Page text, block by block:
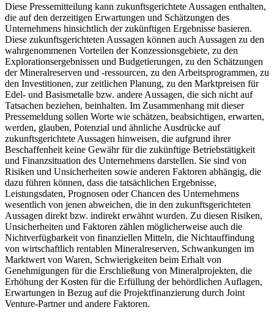
Diese Pressemitteilung kann zukunftsgerichtete Aussagen enthalten,
die auf den derzeitigen Erwartungen und Schätzungen des
Unternehmens hinsichtlich der zukünftigen Ergebnisse basieren.
Diese zukunftsgerichteten Aussagen können auch Aussagen zu den
wahrgenommenen Vorteilen der Konzessionsgebiete, zu den
Explorationsergebnissen und Budgetierungen, zu den Schätzungen
der Mineralreserven und -ressourcen, zu den Arbeitsprogrammen, zu
den Investitionen, zur zeitlichen Planung, zu den Marktpreisen für
Edel- und Basismetalle bzw. andere Aussagen, die sich nicht auf
Tatsachen beziehen, beinhalten. Im Zusammenhang mit dieser
Pressemeldung sollen Worte wie schätzen, beabsichtigen, erwarten,
werden, glauben, Potenzial und ähnliche Ausdrücke auf
zukunftsgerichtete Aussagen hinweisen, die aufgrund ihrer
Beschaffenheit keine Gewähr für die zukünftige Betriebstätigkeit
und Finanzsituation des Unternehmens darstellen. Sie sind von
Risiken und Unsicherheiten sowie anderen Faktoren abhängig, die
dazu führen können, dass die tatsächlichen Ergebnisse,
Leistungsdaten, Prognosen oder Chancen des Unternehmens
wesentlich von jenen abweichen, die in den zukunftsgerichteten
Aussagen direkt bzw. indirekt erwähnt wurden. Zu diesen Risiken,
Unsicherheiten und Faktoren zählen möglicherweise auch die
Nichtverfügbarkeit von finanziellen Mitteln, die Nichtauffindung
von wirtschaftlich rentablen Mineralreserven, Schwankungen im
Marktwert von Waren, Schwierigkeiten beim Erhalt von
Genehmigungen für die Erschließung von Mineralprojekten, die
Erhöhung der Kosten für die Erfüllung der behördlichen Auflagen,
Erwartungen in Bezug auf die Projektfinanzierung durch Joint
Venture-Partner und andere Faktoren.